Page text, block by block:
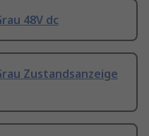
48V dc
Zustandsanzeige